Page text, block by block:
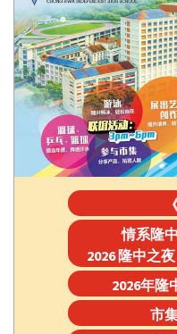
情系隆
2026 隆中之
2026年隆
市